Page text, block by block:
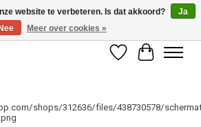
VOOR GEVERIFIEERDE PROFESSIONALS
Verlanglijst
shops/312636/files/438730578/
website te verbeteren. Is dat akkoord?
Ja
Nee
Meer over cookies »